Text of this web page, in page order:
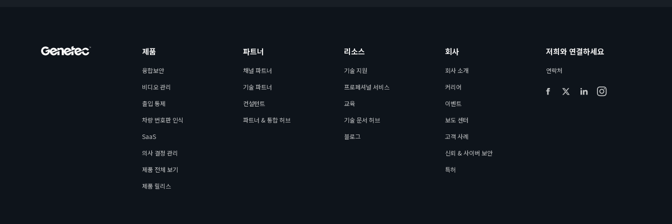
제품
융합보안
비디오 관리
출입 통제
차량 번호판 인식
SaaS
의사 결정 관리
제품 전체 보기
제품 릴리스
파트너
채널 파트너
기술 파트너
컨설턴트
파트너 & 통합 허브
리소스
기술 지원
프로페셔널 서비스
교육
기술 문서 허브
블로그
회사
회사 소개
커리어
이벤트
보도 센터
고객 사례
신뢰 & 사이버 보안
특허
저희와 연결하세요
연락처